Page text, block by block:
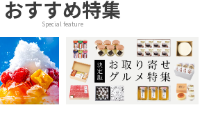
おすすめ特集
Special feature